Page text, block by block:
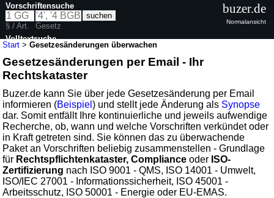
Start >Gesetzesänderungen überwachen
Gesetzesänderungen per Email - Ihr
Rechtskataster
Buzer.de kann Sie über jede Gesetzesänderung per Email
informieren (Beispiel) und stellt jede Änderung als Synopse
dar. Somit entfällt Ihre kontinuierliche und jeweils aufwendige
Recherche, ob, wann und welche Vorschriften verkündet oder
in Kraft getreten sind. Sie können das zu überwachende
Paket an Vorschriften beliebig zusammenstellen - Grundlage
für Rechtspflichtenkataster, Compliance oder ISO-
Zertifizierung nach ISO 9001 - QMS, ISO 14001 - Umwelt,
ISO/IEC 27001 - Informationssicherheit, ISO 45001 -
Arbeitsschutz, ISO 50001 - Energie oder EU-EMAS.
Vorschriftensuche
§ / Art.
Gesetz
Volltextsuche
buzer.de
Normalansicht